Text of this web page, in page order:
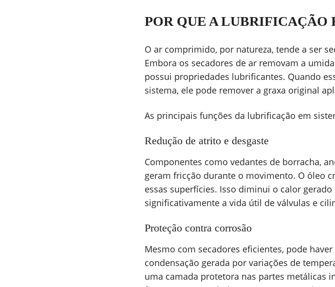
POR QUE A LUBRIFICAÇÃO
O ar comprimido, por natureza, tende a ser
Embora os secadores de ar removam a
possui propriedades lubrificantes. Quando
sistema, ele pode remover a graxa original
As principais funções da lubrificação em
Redução de atrito e desgaste
Componentes como vedantes de borracha,
geram fricção durante o movimento. O óleo
essas superfícies. Isso diminui o calor
significativamente a vida útil de válvulas e
Proteção contra corrosão
Mesmo com secadores eficientes, pode
condensação gerada por variações de
uma camada protetora nas partes metálicas